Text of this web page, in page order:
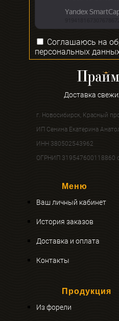
Доставка
г. Новосибирск, Красный
ИП Сенина Екатерина
ИНН 380502543962
ОГРНИП 319547600118860
Соглашаюсь на
персональных
Меню
Ваш личный кабинет
История заказов
Доставка и оплата
Контакты
Продукция
Из форели